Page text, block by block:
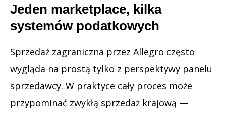
Jeden marketplace, kilka
systemów podatkowych
Sprzedaż zagraniczna przez Allegro często
wygląda na prostą tylko z perspektywy panelu
sprzedawcy. W praktyce cały proces może
przypominać zwykłą sprzedaż krajową —